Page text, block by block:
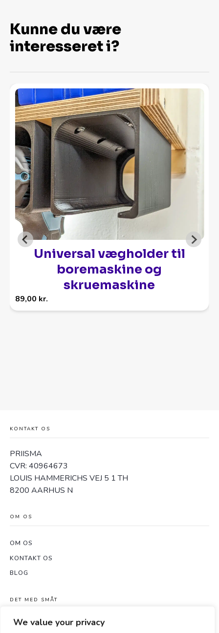
We value your privacy
Kunne du være
interesseret i?
Universal vægholder til
boremaskine og
skruemaskine
89,00 kr.
KONTAKT OS
PRIISMA
CVR: 40964673
LOUIS HAMMERICHS VEJ 5 1 TH
8200 AARHUS N
OM OS
OM OS
KONTAKT OS
BLOG
DET MED SMÅT
HANDELSBETINGELSER